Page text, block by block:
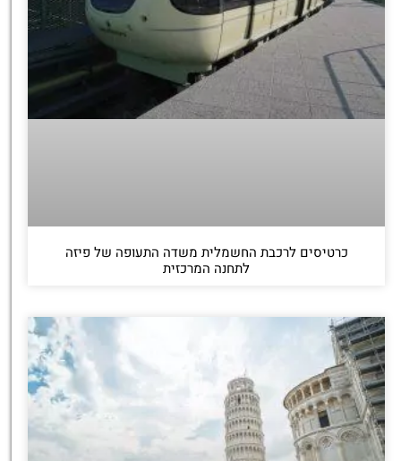
כרטיסים לרכבת החשמלית משדה התעופה של פיזה
לתחנה המרכזית